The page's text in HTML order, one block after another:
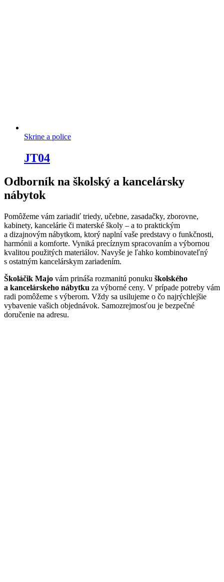
Skrine a police
JT04
Odborník na školský a kancelársky
nábytok
Pomôžeme vám zariadiť triedy, učebne, zasadačky, zborovne,
kabinety, kancelárie či materské školy – a to praktickým
a dizajnovým nábytkom, ktorý naplní vaše predstavy o funkčnosti,
harmónii a komforte. Vyniká precíznym spracovaním a výbornou
kvalitou použitých materiálov. Navyše je ľahko kombinovateľný
s ostatným kancelárskym zariadením.
Školáčik Majo vám prináša rozmanitú ponuku školského
a kancelárskeho nábytku za výborné ceny. V prípade potreby vám
radi pomôžeme s výberom. Vždy sa usilujeme o čo najrýchlejšie
vybavenie vašich objednávok. Samozrejmosťou je bezpečné
doručenie na adresu.